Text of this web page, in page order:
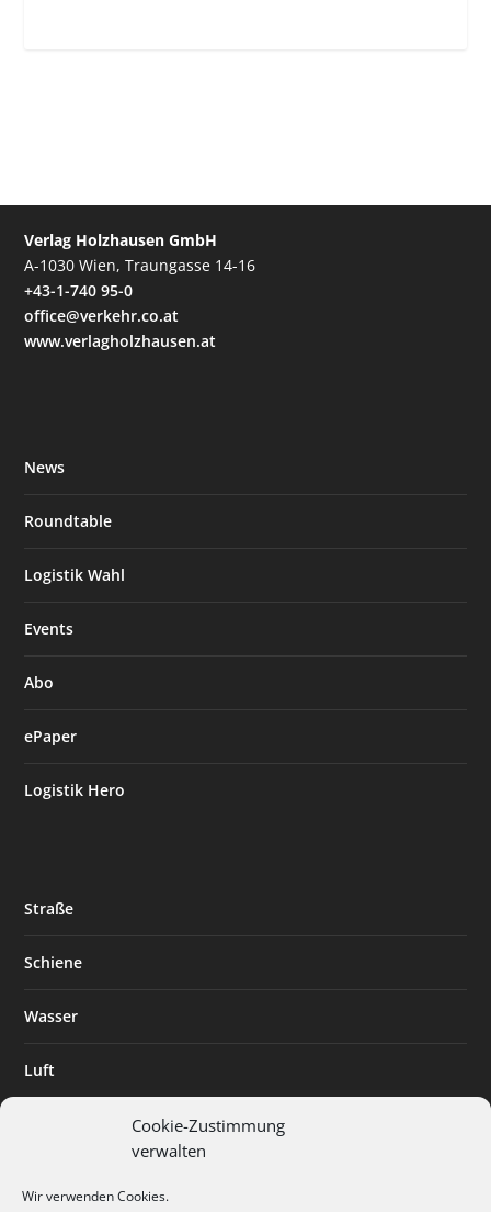
Cookie-Zustimmung
verwalten
Wir verwenden Cookies.
Verlag Holzhausen GmbH
A-1030 Wien, Traungasse 14-16
+43-1-740 95-0
office@verkehr.co.at
www.verlagholzhausen.at
News
Roundtable
Logistik Wahl
Events
Abo
ePaper
Logistik Hero
Straße
Schiene
Wasser
Luft